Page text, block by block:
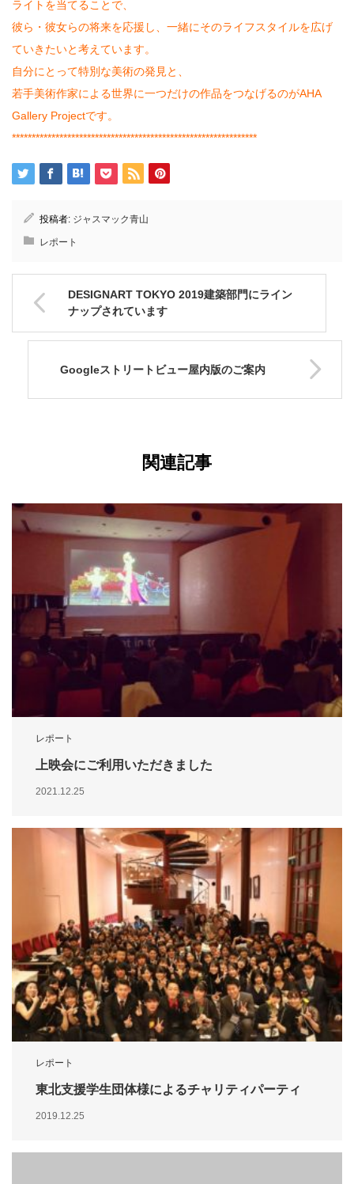
ライトを当てることで、
彼ら・彼女らの将来を応援し、一緒にそのライフスタイルを広げ
ていきたいと考えています。
自分にとって特別な美術の発見と、
若手美術作家による世界に一つだけの作品をつなげるのがAHA
Gallery Projectです。
**************************************************************
投稿者: ジャスマック青山
レポート
DESIGNART TOKYO 2019建築部門にライン
ナップされています
Googleストリートビュー屋内版のご案内
関連記事
レポート
上映会にご利用いただきました
2021.12.25
レポート
東北支援学生団体様によるチャリティパーティ
2019.12.25